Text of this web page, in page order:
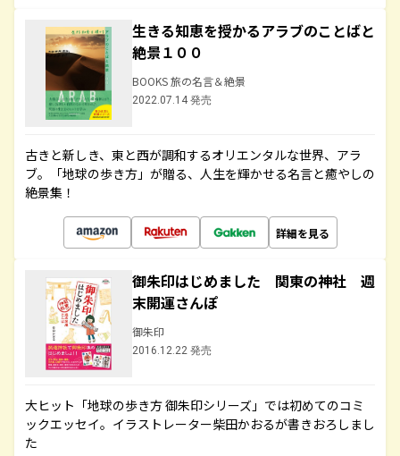
生きる知恵を授かるアラブのことばと
絶景１００
BOOKS 旅の名言＆絶景
2022.07.14 発売
古きと新しき、東と西が調和するオリエンタルな世界、アラ
ブ。「地球の歩き方」が贈る、人生を輝かせる名言と癒やしの
絶景集！
詳細を見る
御朱印はじめました 関東の神社 週
末開運さんぽ
御朱印
2016.12.22 発売
大ヒット「地球の歩き方 御朱印シリーズ」では初めてのコミ
ックエッセイ。イラストレーター柴田かおるが書きおろしまし
た